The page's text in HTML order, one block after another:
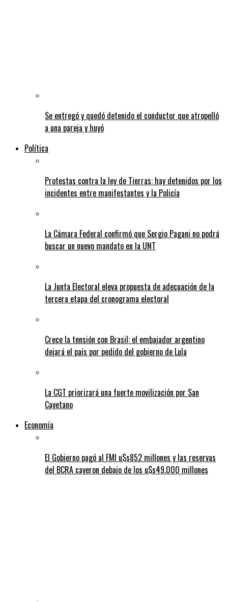
Se entregó y quedó detenido el conductor que atropelló
a una pareja y huyó
Política
Protestas contra la ley de Tierras: hay detenidos por los
incidentes entre manifestantes y la Policía
La Cámara Federal confirmó que Sergio Pagani no podrá
buscar un nuevo mandato en la UNT
La Junta Electoral eleva propuesta de adecuación de la
tercera etapa del cronograma electoral
Crece la tensión con Brasil: el embajador argentino
dejará el país por pedido del gobierno de Lula
La CGT priorizará una fuerte movilización por San
Cayetano
Economía
El Gobierno pagó al FMI u$s852 millones y las reservas
del BCRA cayeron debajo de los u$s49.000 millones